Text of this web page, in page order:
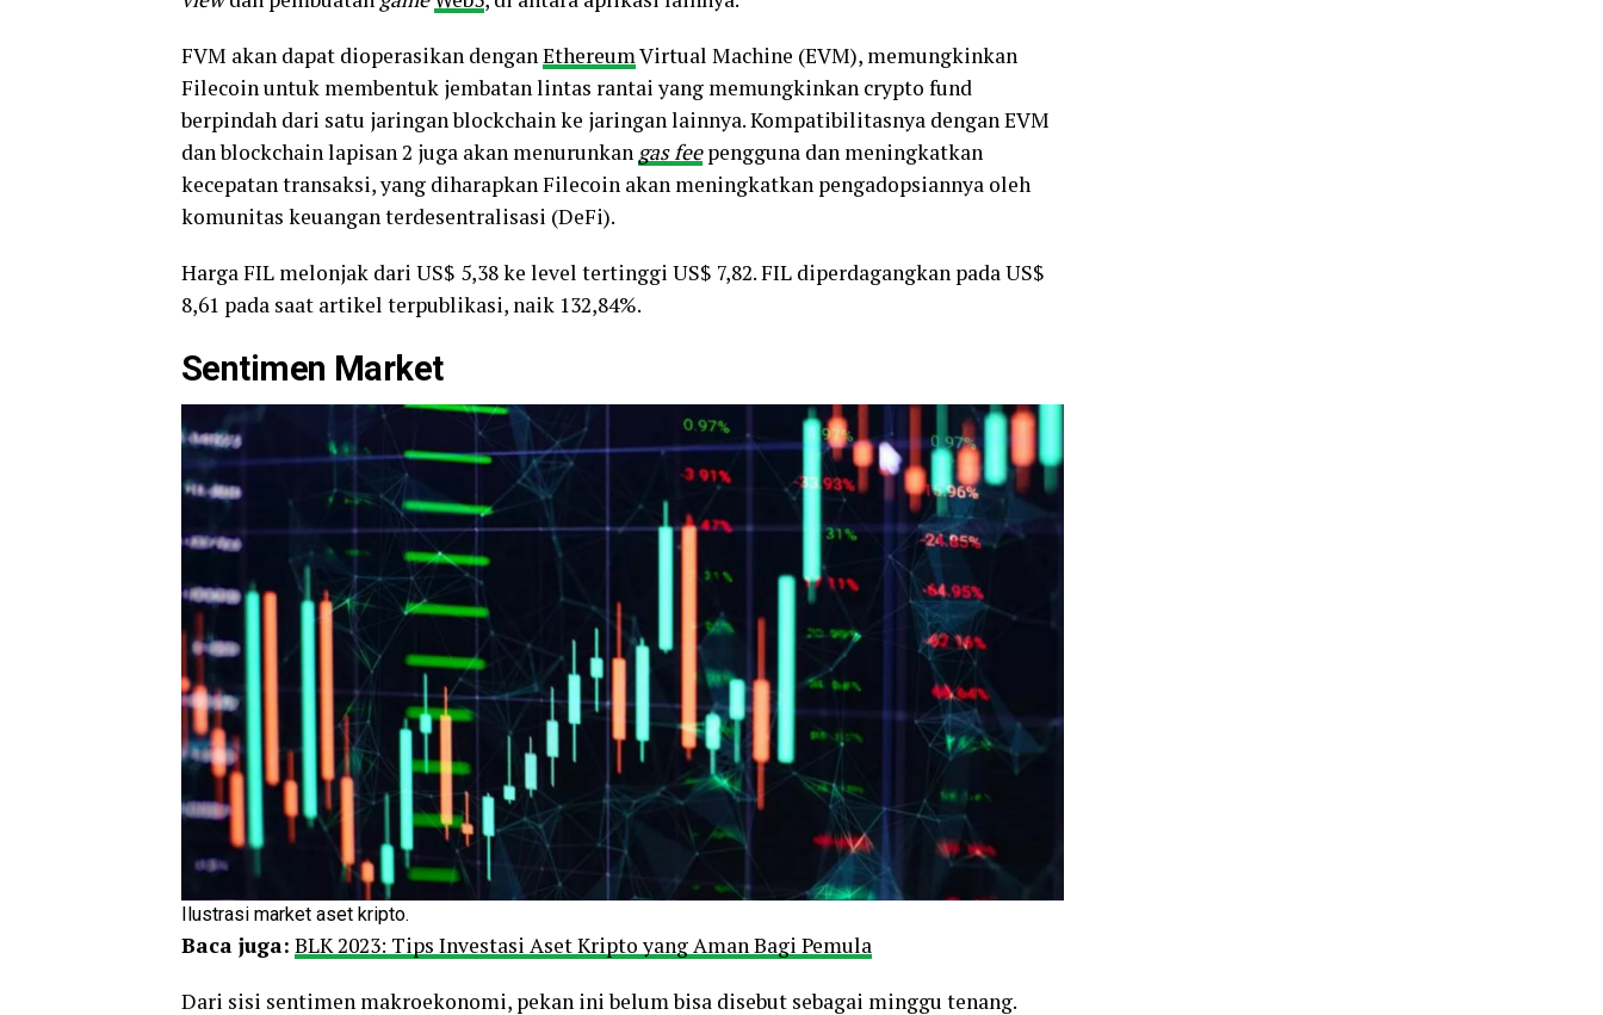
FVM akan dapat dioperasikan denganEthereumVirtual Machine (EVM), memungkinkan
Filecoin untuk membentuk jembatan lintas rantai yang memungkinkan crypto fund
berpindah dari satu jaringan blockchain ke jaringan lainnya. Kompatibilitasnya dengan EVM
dan blockchain lapisan 2 juga akan menurunkan gas fee pengguna dan meningkatkan
kecepatan transaksi, yang diharapkan Filecoin akan meningkatkan pengadopsiannya oleh
komunitas keuangan terdesentralisasi (DeFi).
Harga FIL melonjak dari US$ 5,38 ke level tertinggi US$ 7,82. FIL diperdagangkan pada US$
8,61 pada saat artikel terpublikasi, naik 132,84%.
Sentimen Market
Ilustrasi market aset kripto.
Baca juga: BLK 2023: Tips Investasi Aset Kripto yang Aman Bagi Pemula
Dari sisi sentimen makroekonomi, pekan ini belum bisa disebut sebagai minggu tenang.